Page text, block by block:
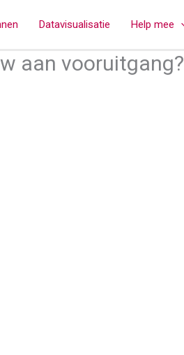
Datavisualisatie Help mee
aan vooruitgang?